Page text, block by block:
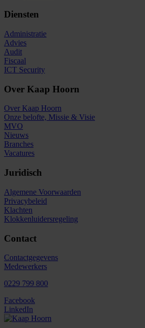
Diensten
Administratie
Advies
Audit
Fiscaal
ICT Security
Over Kaap Hoorn
Over Kaap Hoorn
Onze belofte, Missie & Visie
MVO
Nieuws
Branches
Vacatures
Juridisch
Algemene Voorwaarden
Privacybeleid
Klachten
Klokkenluidersregeling
Contact
Contactgegevens
Medewerkers
0229 799 800
Facebook
LinkedIn